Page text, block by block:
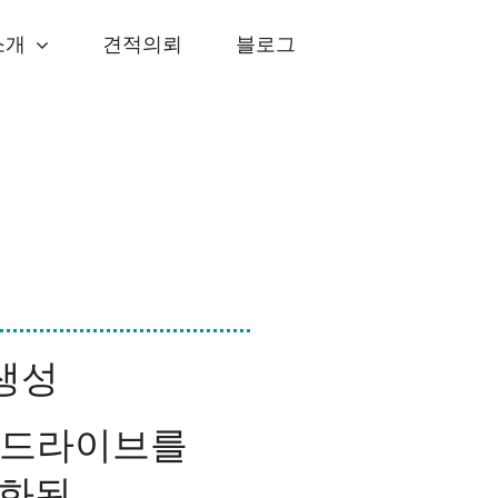
견적의뢰 블로그
성
라이브를